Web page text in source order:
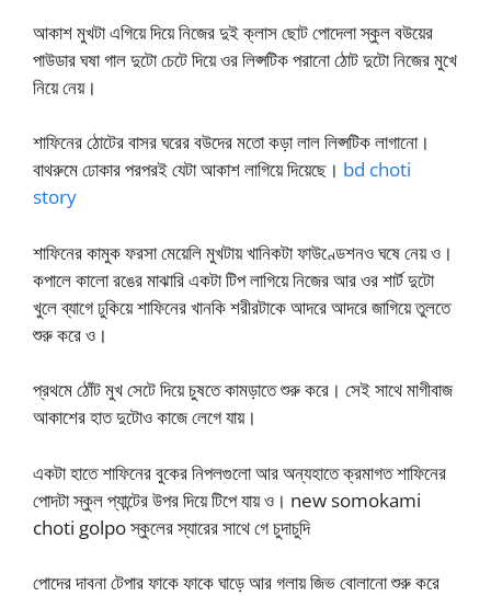
আকাশ মুখটা এগিয়ে দিয়ে নিজের দুই ক্লাস ছোট পোদেলা স্কুল বউয়ের
পাউডার ঘষা গাল দুটো চেটে দিয়ে ওর লিপ্সটিক পরানো ঠোট দুটো নিজের মুখে
নিয়ে নেয়।
শাফিনের ঠোটের বাসর ঘরের বউদের মতো কড়া লাল লিপ্সটিক লাগানো।
বাথরুমে ঢোকার পরপরই যেটা আকাশ লাগিয়ে দিয়েছে। bd choti
story
শাফিনের কামুক ফরসা মেয়েলি মুখটায় খানিকটা ফাউণ্ডেশনও ঘষে নেয় ও।
কপালে কালো রঙের মাঝারি একটা টিপ লাগিয়ে নিজের আর ওর শার্ট দুটো
খুলে ব্যাগে ঢুকিয়ে শাফিনের খানকি শরীরটাকে আদরে আদরে জাগিয়ে তুলতে
শুরু করে ও।
প্রথমে ঠোঁট মুখ সেটে দিয়ে চুষতে কামড়াতে শুরু করে। সেই সাথে মাগীবাজ
আকাশের হাত দুটোও কাজে লেগে যায়।
একটা হাতে শাফিনের বুকের নিপলগুলো আর অন্যহাতে ক্রমাগত শাফিনের
পোদটা স্কুল প্যান্টের উপর দিয়ে টিপে যায় ও। new somokami
choti golpo স্কুলের স্যারের সাথে গে চুদাচুদি
পোদের দাবনা টেপার ফাকে ফাকে ঘাড়ে আর গলায় জিভ বোলানো শুরু করে